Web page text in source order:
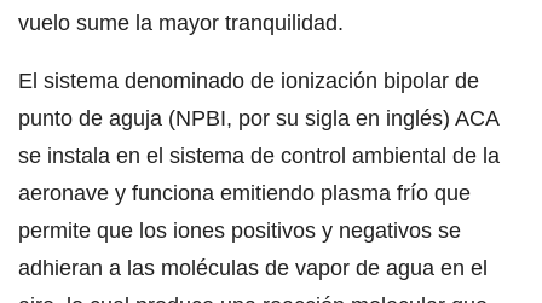
vuelo sume la mayor tranquilidad.
El sistema denominado de ionización bipolar de
punto de aguja (NPBI, por su sigla en inglés) ACA
se instala en el sistema de control ambiental de la
aeronave y funciona emitiendo plasma frío que
permite que los iones positivos y negativos se
adhieran a las moléculas de vapor de agua en el